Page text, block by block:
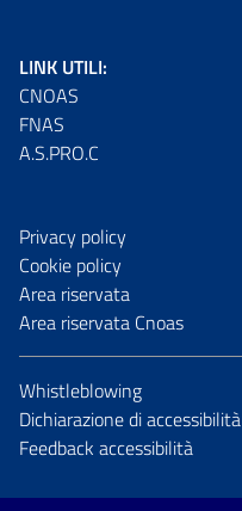
LINK UTILI:
CNOAS
FNAS
A.S.PRO.C
Privacy policy
Cookie policy
Area riservata
Area riservata Cnoas
Whistleblowing
Dichiarazione di accessibilità
Feedback accessibilità